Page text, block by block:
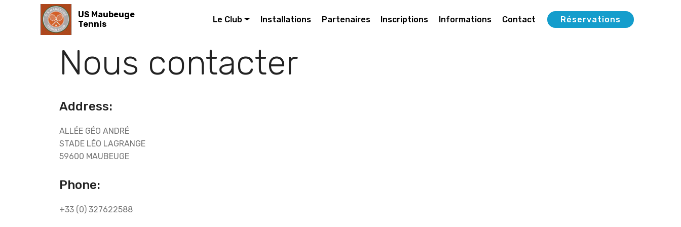
US Maubeuge
Tennis
Le Club Installations Partenaires Inscriptions Informations Contact Réservations
Nous contacter
Address:
ALLÉE GÉO ANDRÉ
STADE LÉO LAGRANGE
59600 MAUBEUGE
Phone:
+33 (0) 327622588